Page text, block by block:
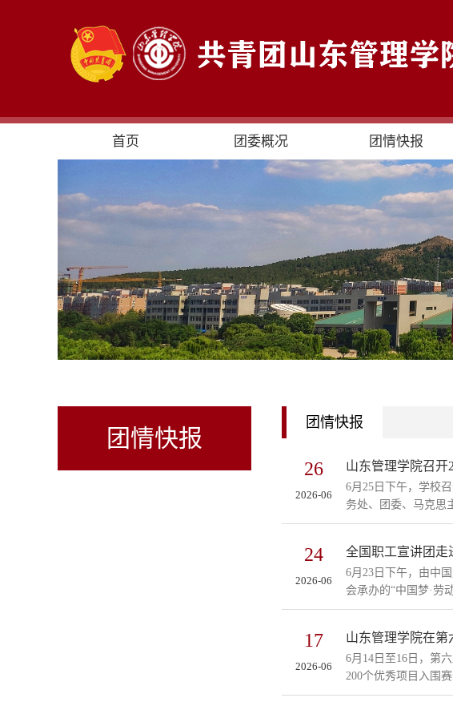
首页 团委概况 团情快报
团情快报
团情快报
26
2026-06
山东管理学院召开
6月25日下午，学校
务处、团委、马克思
24
2026-06
全国职工宣讲团走
6月23日下午，由中
会承办的“中国梦·劳
17
2026-06
山东管理学院在
6月14日至16日，第
200个优秀项目入围